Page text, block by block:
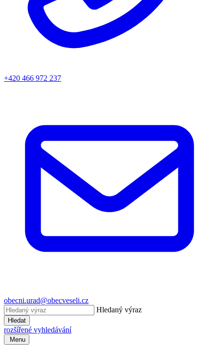
+420 466 972 237
obecni.urad@obecveseli.cz
Hledaný výraz
Hledat
rozšířené vyhledávání
Menu